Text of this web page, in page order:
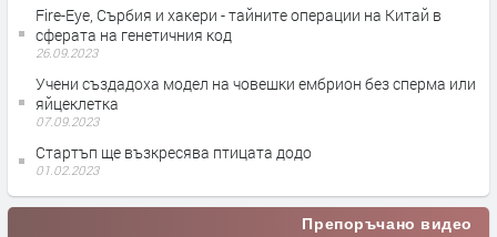
Fire-Eye, Сърбия и хакери - тайните операции на Китай в
сферата на генетичния код
26.09.2023
Учени създадоха модел на човешки ембрион без сперма или
яйцеклетка
07.09.2023
Стартъп ще възкресява птицата додо
01.02.2023
Препоръчано видео